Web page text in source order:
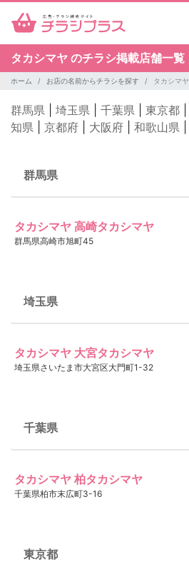
タカシマヤ のチラシ掲載店舗一覧
ホーム お店の名前からチラシを探す タカシマヤ
群馬県 埼玉県 千葉県 東京都
知県
京都府 大阪府 和歌山県
群馬県
タカシマヤ 高崎タカシマヤ
群馬県高崎市旭町45
埼玉県
タカシマヤ 大宮タカシマヤ
埼玉県さいたま市大宮区大門町1-32
千葉県
タカシマヤ 柏タカシマヤ
千葉県柏市末広町3-16
東京都